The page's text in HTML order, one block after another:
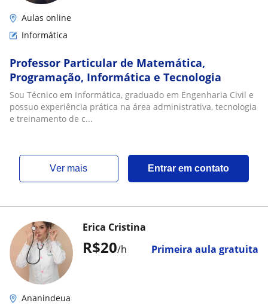
Aulas online
Informática
Professor Particular de Matemática,
Programação, Informática e Tecnologia
Sou Técnico em Informática, graduado em Engenharia Civil e
possuo experiência prática na área administrativa, tecnologia
e treinamento de c...
ver mais Entrar em contato
R$20/h Primeira aula gratuita
Erica Cristina
Ananindeua